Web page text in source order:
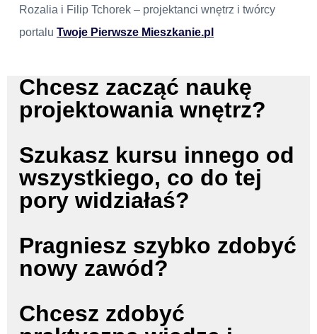
Rozalia i Filip Tchorek – projektanci wnętrz i twórcy
portalu Twoje Pierwsze Mieszkanie.pl
Chcesz zacząć naukę
projektowania wnętrz?
Szukasz kursu innego od
wszystkiego, co do tej
pory widziałaś?
Pragniesz szybko zdobyć
nowy zawód?
Chcesz zdobyć